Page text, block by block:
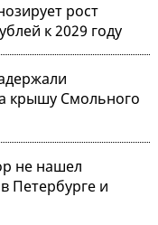
рост
к 2029 году
крышу Смольного
не нашел
Петербурге и